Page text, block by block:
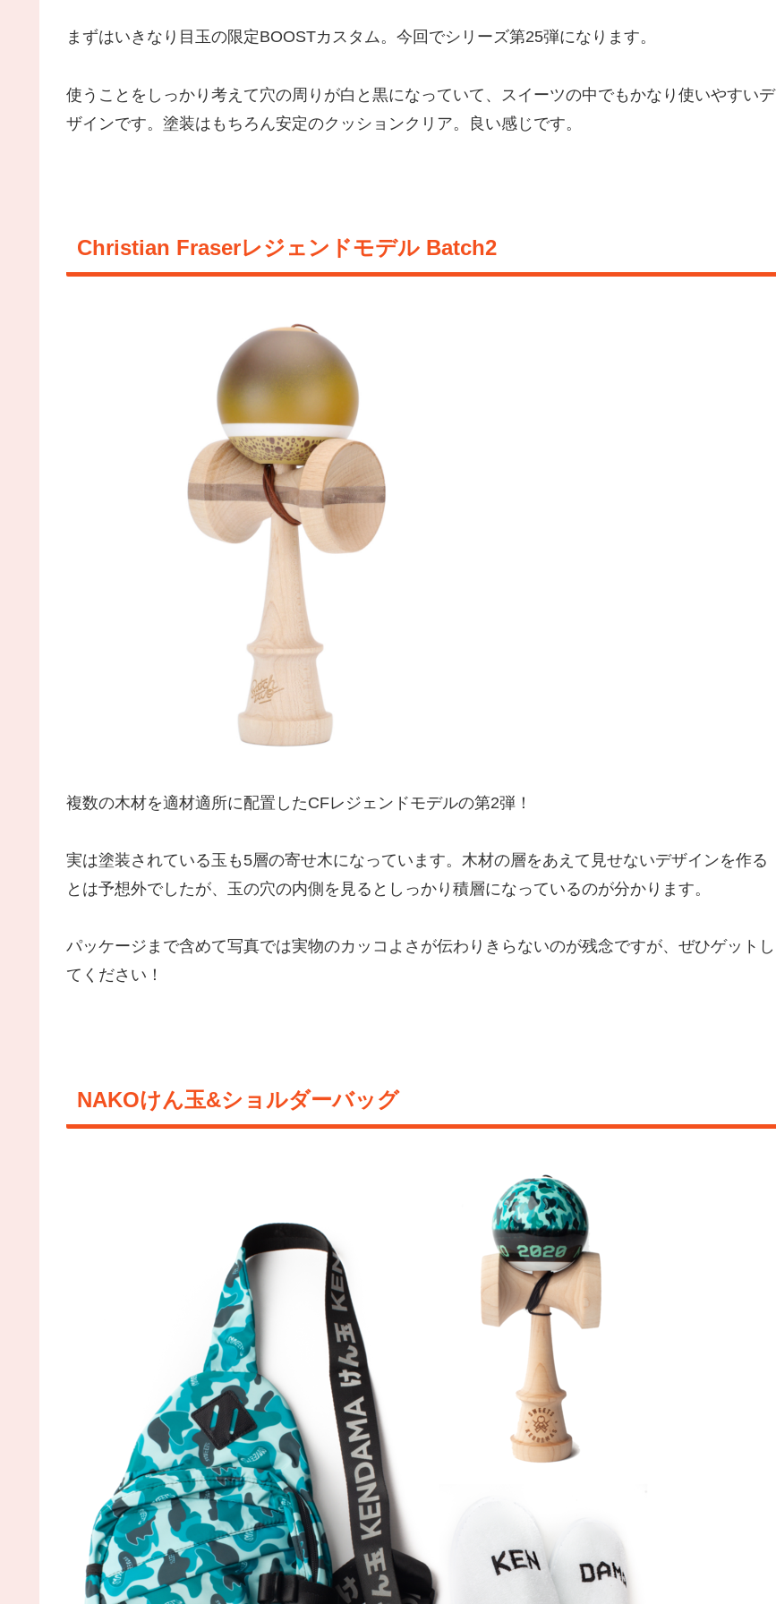
まずはいきなり目玉の限定BOOSTカスタム。今回でシリーズ第25弾になります。
使うことをしっかり考えて穴の周りが白と黒になっていて、スイーツの中でもかなり使いやすいデ
ザインです。塗装はもちろん安定のクッションクリア。良い感じです。
Christian Fraserレジェンドモデル Batch2
複数の木材を適材適所に配置したCFレジェンドモデルの第2弾！
実は塗装されている玉も5層の寄せ木になっています。木材の層をあえて見せないデザインを作る
とは予想外でしたが、玉の穴の内側を見るとしっかり積層になっているのが分かります。
パッケージまで含めて写真では実物のカッコよさが伝わりきらないのが残念ですが、ぜひゲットし
てください！
NAKOけん玉&ショルダーバッグ